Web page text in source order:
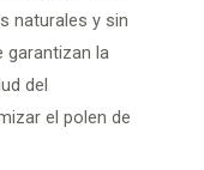
naturales y sin
garantizan la
del
el polen de